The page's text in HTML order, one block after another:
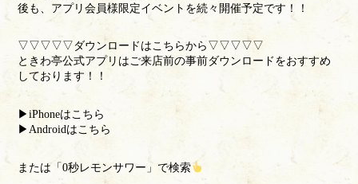
後も、アプリ会員様限定イベントを続々開催予定です！！
▽▽▽▽▽ダウンロードはこちらから▽▽▽▽▽
ときわ亭公式アプリはご来店前の事前ダウンロードをおすすめ
しております！！
▶iPhoneはこちら
▶Androidはこちら
または「0秒レモンサワー」で検索